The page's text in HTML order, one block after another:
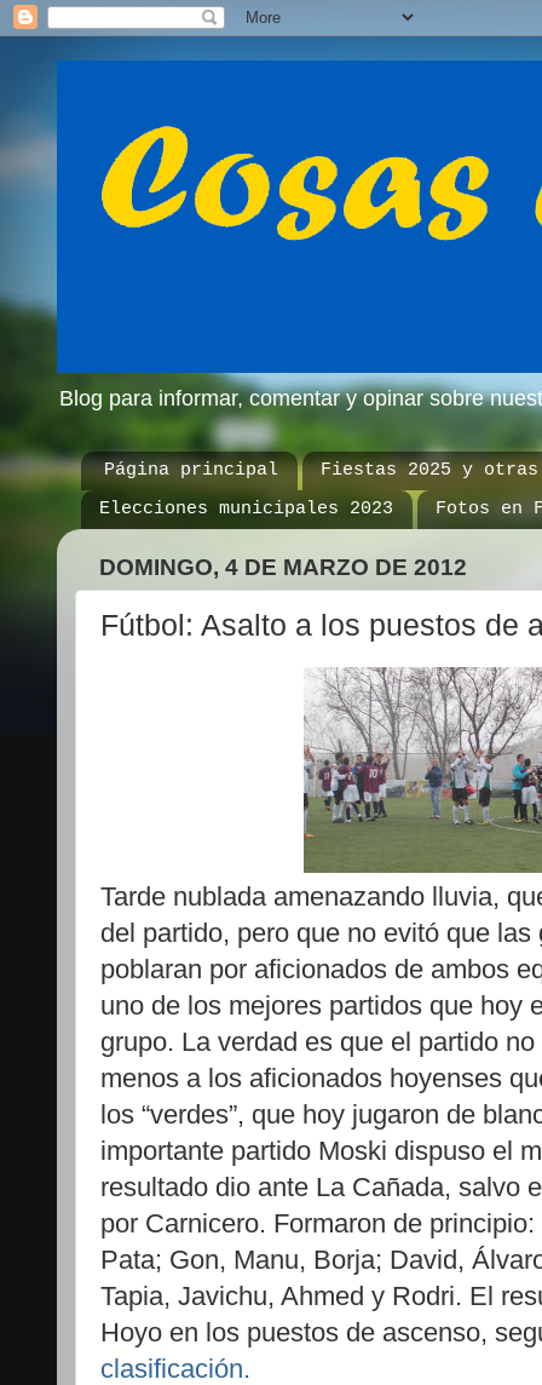
Blog para informar, comentar y opinar sobre
Página principal
Fiestas 2025 y otras
Elecciones municipales 2023
Fotos en
DOMINGO, 4 DE MARZO DE 2012
Fútbol: Asalto a los puestos de
Tarde nublada amenazando lluvia,
del partido, pero que no evitó que
poblaran por aficionados de ambos
uno de los mejores partidos que hoy
grupo. La verdad es que el partido
menos a los aficionados hoyenses
los “verdes”, que hoy jugaron de
importante partido Moski dispuso el
resultado dio ante La Cañada, salvo
por Carnicero. Formaron de
Pata; Gon, Manu, Borja; David,
Tapia, Javichu, Ahmed y Rodri. El
Hoyo en los puestos de ascenso,
clasificación.